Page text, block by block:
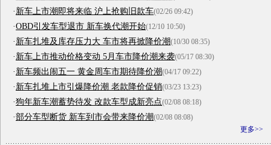
·新车上市潮即将来临 沪上抢购旧款车(02/26 09:42)
·OBD引发车型退市 新车换代潮开始(12/10 10:50)
·新车扎堆及库存压力大 车市将再掀降价潮(10/30 08:35)
·新车上市推动价格变动 5月车市降价潮来袭(05/17 08:30)
·新车频出闹五一 黄金周车市期待降价潮(04/17 09:22)
·新车扎堆上市引爆降价潮 老款降价促销(03/23 13:23)
·狗年新车潮蓄势待发 改款车型成新亮点(02/08 08:18)
·部分车型断货 新车到市会带来降价潮(02/08 08:08)
更多>>